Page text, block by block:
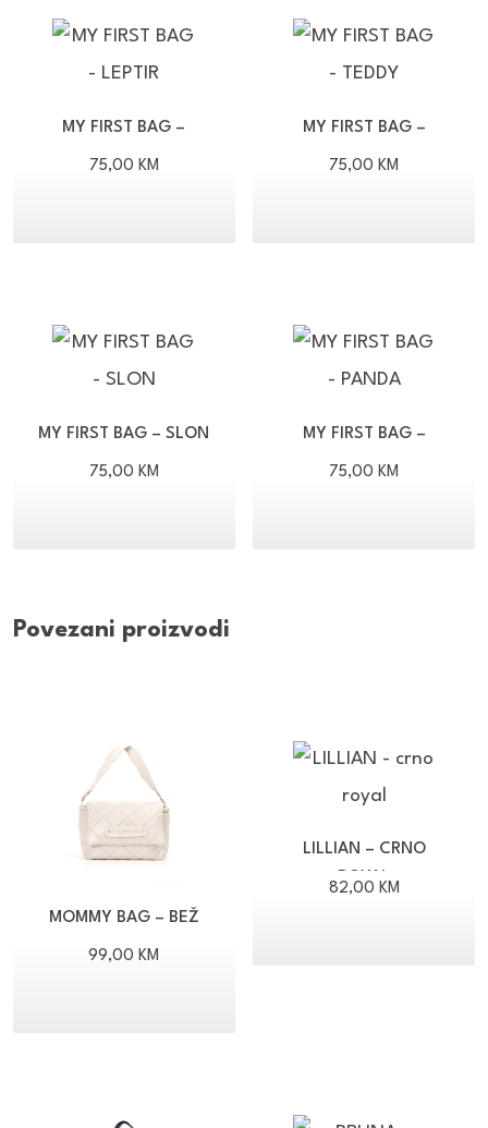
MY FIRST BAG –
LEPTIR
75,00 KM
MY FIRST BAG –
TEDDY
75,00 KM
MY FIRST BAG – SLON
75,00 KM
MY FIRST BAG –
PANDA
75,00 KM
Povezani proizvodi
MOMMY BAG – BEŽ
99,00KM
LILLIAN – CRNO
ROYAL
82,00 KM